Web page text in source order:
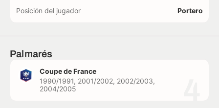
Posición del jugador Portero
Palmarés
Coupe de France
1990/1991, 2001/2002, 2002/2003,
2004/2005